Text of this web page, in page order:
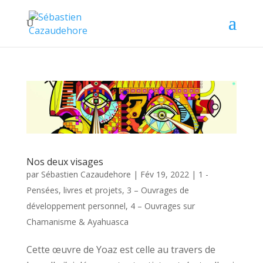
Nos deux visages
par Sébastien Cazaudehore | Fév 19, 2022 | 1 -
Pensées, livres et projets, 3 – Ouvrages de
développement personnel, 4 – Ouvrages sur
Chamanisme & Ayahuasca
Cette œuvre de Yoaz est celle au travers de